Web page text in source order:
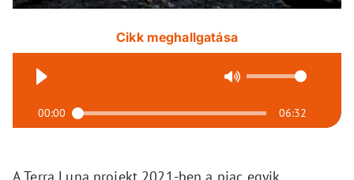
Cikk meghallgatása
00:00 06:32